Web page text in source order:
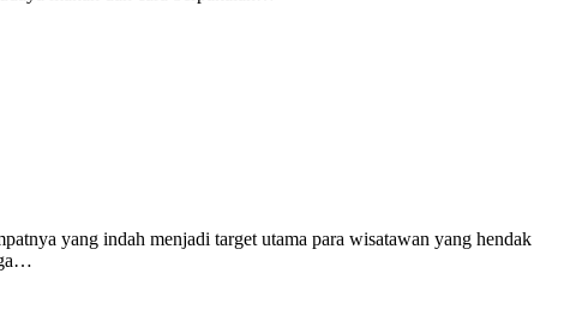
yang indah menjadi target utama para wisatawan yang hendak